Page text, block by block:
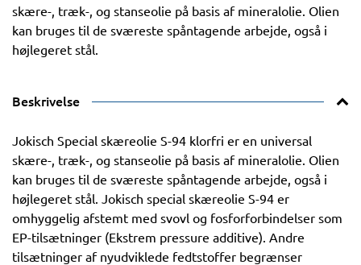
skære-, træk-, og stanseolie på basis af mineralolie. Olien
kan bruges til de sværeste spåntagende arbejde, også i
højlegeret stål.
Beskrivelse
Jokisch Special skæreolie S-94 klorfri er en universal
skære-, træk-, og stanseolie på basis af mineralolie. Olien
kan bruges til de sværeste spåntagende arbejde, også i
højlegeret stål. Jokisch special skæreolie S-94 er
omhyggelig afstemt med svovl og fosforforbindelser som
EP-tilsætninger (Ekstrem pressure additive). Andre
tilsætninger af nyudviklede fedtstoffer begrænser